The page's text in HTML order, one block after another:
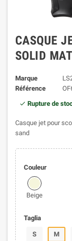
CASQUE
SOLID
Marque
Référence
Rupture de
Casque jet pour
sand
Couleur
Beige
Taglia
S M